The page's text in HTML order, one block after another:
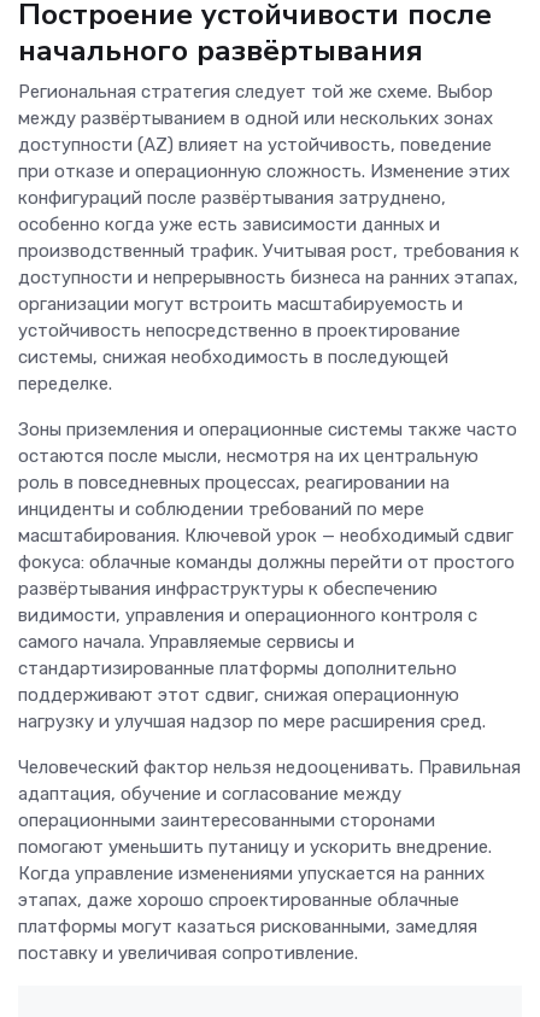
Построение устойчивости после
начального развёртывания
Региональная стратегия следует той же схеме. Выбор
между развёртыванием в одной или нескольких зонах
доступности (AZ) влияет на устойчивость, поведение
при отказе и операционную сложность. Изменение этих
конфигураций после развёртывания затруднено,
особенно когда уже есть зависимости данных и
производственный трафик. Учитывая рост, требования к
доступности и непрерывность бизнеса на ранних этапах,
организации могут встроить масштабируемость и
устойчивость непосредственно в проектирование
системы, снижая необходимость в последующей
переделке.
Зоны приземления и операционные системы также часто
остаются после мысли, несмотря на их центральную
роль в повседневных процессах, реагировании на
инциденты и соблюдении требований по мере
масштабирования. Ключевой урок — необходимый сдвиг
фокуса: облачные команды должны перейти от простого
развёртывания инфраструктуры к обеспечению
видимости, управления и операционного контроля с
самого начала. Управляемые сервисы и
стандартизированные платформы дополнительно
поддерживают этот сдвиг, снижая операционную
нагрузку и улучшая надзор по мере расширения сред.
Человеческий фактор нельзя недооценивать. Правильная
адаптация, обучение и согласование между
операционными заинтересованными сторонами
помогают уменьшить путаницу и ускорить внедрение.
Когда управление изменениями упускается на ранних
этапах, даже хорошо спроектированные облачные
платформы могут казаться рискованными, замедляя
поставку и увеличивая сопротивление.